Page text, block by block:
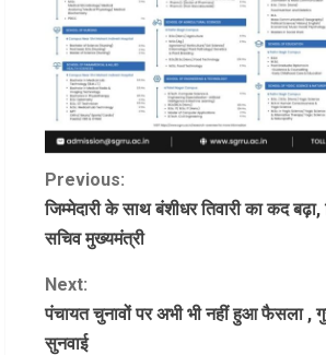
C
o
n
t
Previous:
जिम्मेदारी के साथ बंशीधर तिवारी का कद
सचिव मुख्यमंत्री
Next:
पंचायत चुनावों पर अभी भी नहीं हुआ फैसला ,
सुनवाई